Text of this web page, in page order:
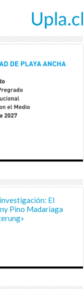
El
Pino Madariaga